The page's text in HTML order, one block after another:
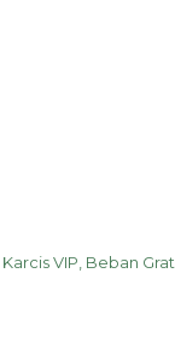
Karcis VIP, Beban